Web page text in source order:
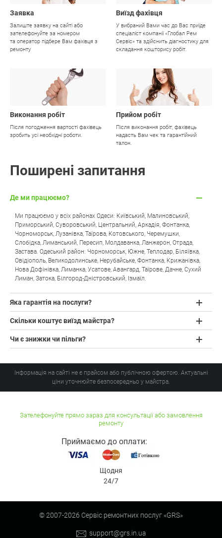
Заявка
Залиште заявку на сайті або
зателефонуйте за номером
та оператор підбере Вам фахівця з
ремонту
Виїзд фахівця
У вибраний Вами час до Вас приїде
спеціаліст компанії «Глобал Рем
Сервіс» та здійснить діагностику для
складання кошторису робіт.
Виконання робіт
Після погодження вартості фахівець
зробить усі необхідні роботи.
Прийом робіт
Після виконання робіт, фахівець
надасть Вам чек та гарантійний
талон.
Поширені запитання
Де ми працюємо?
Ми працюємо у всіх районах Одеси: Київський, Малиновський,
Приморський, Суворовський, Центральний, Аркадія, Фонтанка,
Чорноморськ, Лузанівка, Таїрова, Котовського, Черемушки,
Слобідка, Лиманський, Пересип, Молдаванка, Ланжерон, Отрада,
Застава. Одеський район: Чорноморськ, Южне, Теплодар, Біляївка,
Овідіополь, Великодолинське, Нерубайське, Фонтанка, Крижанівка,
Нова Дофінівка, Лиманка, Усатове, Авангард, Таїрове, Дачне, Сухий
Лиман, Затока, Білгород-Дністровський, Ізмаїл.
Яка гарантія на послуги?
Скільки коштує виїзд майстра?
Чи є знижки чи пільги?
Інформація на сайті не є прайсом або публічною офертою. Актуальні
ціни уточнюйте безпосередньо у майстра.
Зателефонуйте прямо зараз для консультації або замовлення
ремонту
Приймаємо до оплати:
Щодня
24/7
© 2007-2026 Сервіс ремонтних послуг «GRS»
support@grs.in.ua